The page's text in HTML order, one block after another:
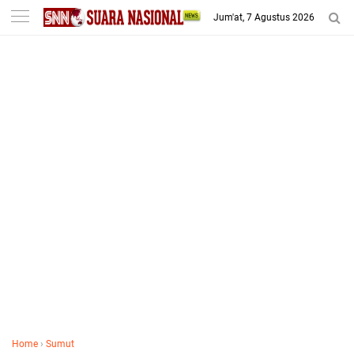
-->
Jum'at, 7 Agustus 2026
Home › Sumut